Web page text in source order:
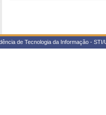
de Tecnologia da Informação -